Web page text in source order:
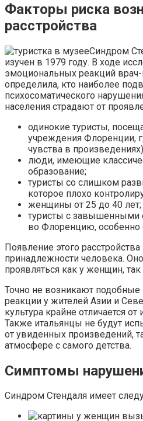
Факторы риска
расстройства
Синдром
изучен в 1979 году. В ходе
эмоциональных реакций
определила, кто наиболее
психосоматического
населения страдают от
одинокие туристы,
учреждения Флоренции,
чувства в
люди, имеющие
образование;
туристы со слишком
которое плохо
женщины от 25 до 40 лет;
туристы с завышенными
во Флоренцию, особенно
Появление этого
принадлежности человека.
проявляться как у женщин,
Точно не возникают подобные
реакции у жителей Азии и
культура крайне отличается
Также итальянцы не будут
от увиденных произведений,
атмосфере с самого детства.
Симптомы
Синдром Стендаля имеет